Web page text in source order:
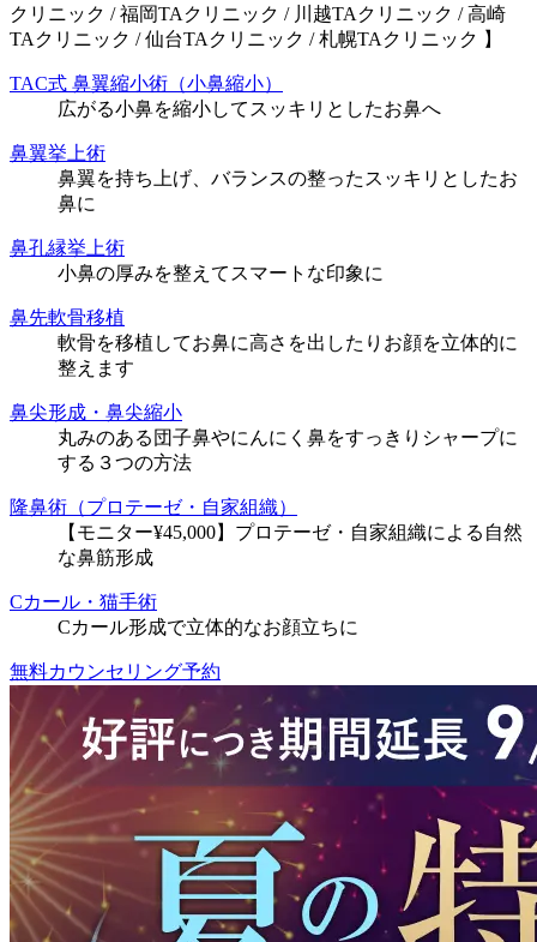
クリニック / 福岡TAクリニック / 川越TAクリニック / 高崎
TAクリニック / 仙台TAクリニック / 札幌TAクリニック 】
TAC式 鼻翼縮小術（小鼻縮小）
広がる小鼻を縮小してスッキリとしたお鼻へ
鼻翼挙上術
鼻翼を持ち上げ、バランスの整ったスッキリとしたお
鼻に
鼻孔縁挙上術
小鼻の厚みを整えてスマートな印象に
鼻先軟骨移植
軟骨を移植してお鼻に高さを出したりお顔を立体的に
整えます
鼻尖形成・鼻尖縮小
丸みのある団子鼻やにんにく鼻をすっきりシャープに
する３つの方法
隆鼻術（プロテーゼ・自家組織）
【モニター¥45,000】プロテーゼ・自家組織による自然
な鼻筋形成
Cカール・猫手術
Cカール形成で立体的なお顔立ちに
無料カウンセリング予約